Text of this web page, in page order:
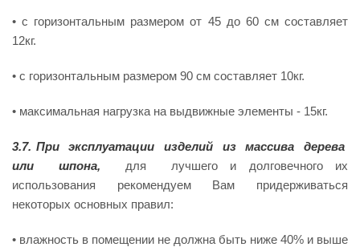
• с горизонтальным размером от 45 до 60 см составляет
12кг.
• с горизонтальным размером 90 см составляет 10кг.
• максимальная нагрузка на выдвижные элементы - 15кг.
3.7. При эксплуатации изделий из массива дерева
или шпона, для лучшего и долговечного их
использования рекомендуем Вам придерживаться
некоторых основных правил:
• влажность в помещении не должна быть ниже 40% и выше